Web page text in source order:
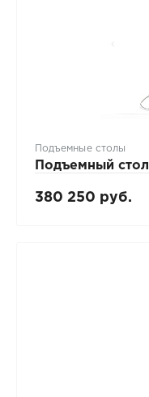
Подъемные столы
Подъемный
380 250 руб.